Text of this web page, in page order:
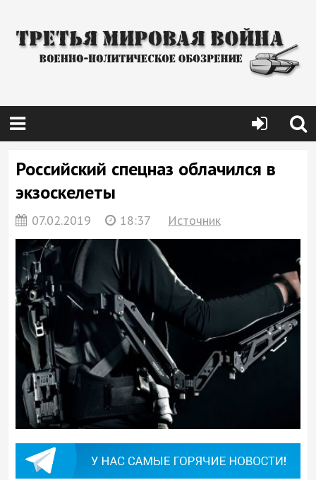
Российский спецназ облачился в
экзоскелеты
07.02.2019 18:37 Источник